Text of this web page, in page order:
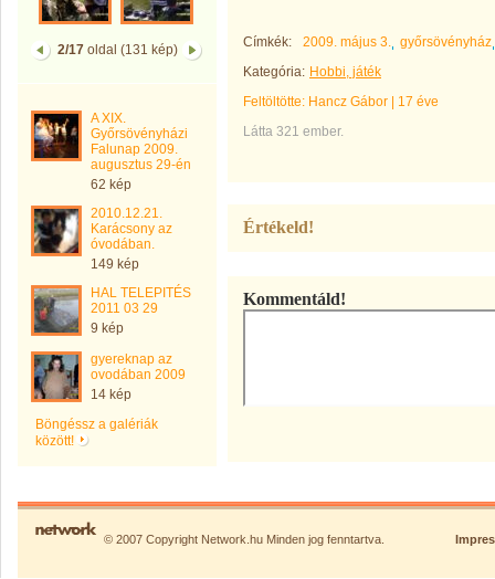
2/17oldal (131 kép)
A XIX.
Győrsövényházi
Falunap 2009.
augusztus 29-én
62 kép
2010.12.21.
Karácsony az
óvodában.
149 kép
HAL TELEPITÉS
2011 03 29
9 kép
gyereknap az
ovodában 2009
14 kép
Böngéssz a galériák
között!
Címkék: 2009. május 3. győrsövényház
Kategória: Hobbi, játék
Feltöltötte: Hancz Gábor
17 éve
Látta 321 ember.
Értékeld!
Kommentáld!
© 2007 Copyright Network.hu Minden jog fenntartva.